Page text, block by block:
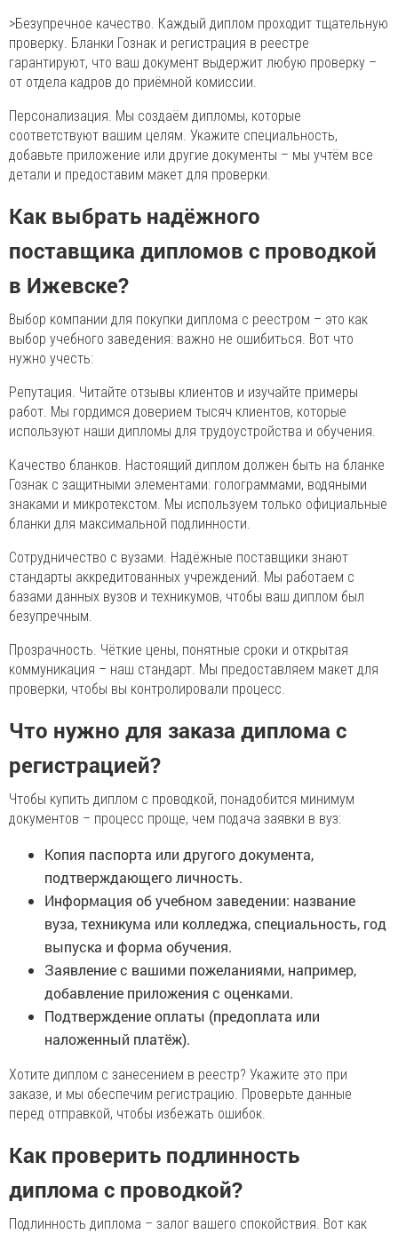
>Безупречное качество. Каждый диплом проходит тщательную
проверку. Бланки Гознак и регистрация в реестре
гарантируют, что ваш документ выдержит любую проверку –
от отдела кадров до приёмной комиссии.
Персонализация. Мы создаём дипломы, которые
соответствуют вашим целям. Укажите специальность,
добавьте приложение или другие документы – мы учтём все
детали и предоставим макет для проверки.
Как выбрать надёжного
поставщика дипломов с проводкой
в Ижевске?
Выбор компании для покупки диплома с реестром – это как
выбор учебного заведения: важно не ошибиться. Вот что
нужно учесть:
Репутация. Читайте отзывы клиентов и изучайте примеры
работ. Мы гордимся доверием тысяч клиентов, которые
используют наши дипломы для трудоустройства и обучения.
Качество бланков. Настоящий диплом должен быть на бланке
Гознак с защитными элементами: голограммами, водяными
знаками и микротекстом. Мы используем только официальные
бланки для максимальной подлинности.
Сотрудничество с вузами. Надёжные поставщики знают
стандарты аккредитованных учреждений. Мы работаем с
базами данных вузов и техникумов, чтобы ваш диплом был
безупречным.
Прозрачность. Чёткие цены, понятные сроки и открытая
коммуникация – наш стандарт. Мы предоставляем макет для
проверки, чтобы вы контролировали процесс.
Что нужно для заказа диплома с
регистрацией?
Чтобы купить диплом с проводкой, понадобится минимум
документов – процесс проще, чем подача заявки в вуз:
Копия паспорта или другого документа,
подтверждающего личность.
Информация об учебном заведении: название
вуза, техникума или колледжа, специальность, год
выпуска и форма обучения.
Заявление с вашими пожеланиями, например,
добавление приложения с оценками.
Подтверждение оплаты (предоплата или
наложенный платёж).
Хотите диплом с занесением в реестр? Укажите это при
заказе, и мы обеспечим регистрацию. Проверьте данные
перед отправкой, чтобы избежать ошибок.
Как проверить подлинность
диплома с проводкой?
Подлинность диплома – залог вашего спокойствия. Вот как